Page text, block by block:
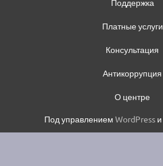
Поддержка
Платные услуги
Консультация
Антикоррупция
О центре
Под управлением WordPress и